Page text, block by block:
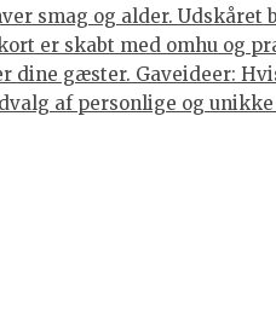
smag og alder.
er skabt med omhu og
dine gæster. Gaveideer:
af personlige og